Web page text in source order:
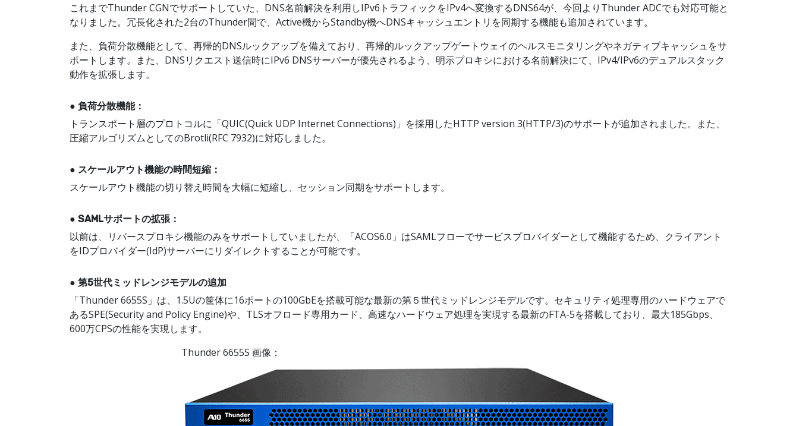
これまでThunder CGNでサポートしていた、DNS名前解決を利用しIPv6トラフィックをIPv4へ変換するDNS64が、今回よりThunder ADCでも対応可能と
なりました。冗長化された2台のThunder間で、Active機からStandby機へDNSキャッシュエントリを同期する機能も追加されています。
また、負荷分散機能として、再帰的DNSルックアップを備えており、再帰的ルックアップゲートウェイのヘルスモニタリングやネガティブキャッシュをサ
ポートします。また、DNSリクエスト送信時にIPv6 DNSサーバーが優先されるよう、明示プロキシにおける名前解決にて、IPv4/IPv6のデュアルスタック
動作を拡張します。
● 負荷分散機能：
トランスポート層のプロトコルに「QUIC(Quick UDP Internet Connections)」を採用したHTTP version 3(HTTP/3)のサポートが追加されました。また、
圧縮アルゴリズムとしてのBrotli(RFC 7932)に対応しました。
● スケールアウト機能の時間短縮：
スケールアウト機能の切り替え時間を大幅に短縮し、セッション同期をサポートします。
● SAMLサポートの拡張：
以前は、リバースプロキシ機能のみをサポートしていましたが、「ACOS6.0」はSAMLフローでサービスプロバイダーとして機能するため、クライアント
をIDプロバイダー(IdP)サーバーにリダイレクトすることが可能です。
● 第5世代ミッドレンジモデルの追加
「Thunder 6655S」は、1.5Uの筐体に16ポートの100GbEを搭載可能な最新の第５世代ミッドレンジモデルです。セキュリティ処理専用のハードウェアで
あるSPE(Security and Policy Engine)や、TLSオフロード専用カード、高速なハードウェア処理を実現する最新のFTA-5を搭載しており、最大185Gbps、
600万CPSの性能を実現します。
Thunder 6655S 画像：